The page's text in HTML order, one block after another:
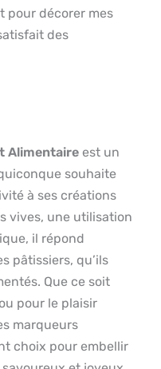
pour décorer mes
des
Alimentaire est un
souhaite
à ses créations
vives, une utilisation
il répond
pâtissiers, qu’ils
Que ce soit
pour le plaisir
marqueurs
choix pour embellir